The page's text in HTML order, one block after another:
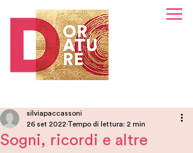
Sogni, ricordi e altre
silviapaccassoni
26 set 2022 Tempo di lettura: 2 min